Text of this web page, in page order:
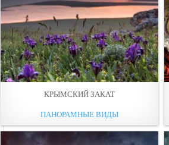
КРЫМСКИЙ ЗАКАТ
ПАНОРАМНЫЕ ВИДЫ